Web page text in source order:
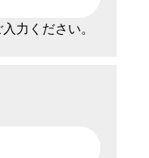
力ください。